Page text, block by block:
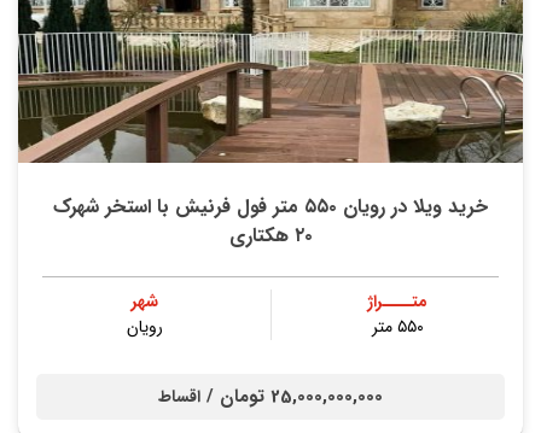
خرید ویلا در رویان ۵۵۰ متر فول فرنیش با استخر شهرک
۲۰ هکتاری
متــــراژ
۵۵۰ متر
شهر
رویان
25,000,000,000 تومان / اقساط